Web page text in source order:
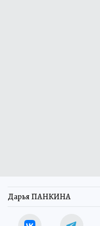
Дарья ПАНКИНА